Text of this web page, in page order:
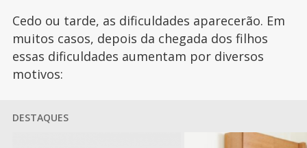
Cedo ou tarde, as dificuldades aparecerão. Em
muitos casos, depois da chegada dos filhos
essas dificuldades aumentam por diversos
motivos:
DESTAQUES